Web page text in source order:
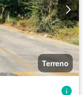
Terreno